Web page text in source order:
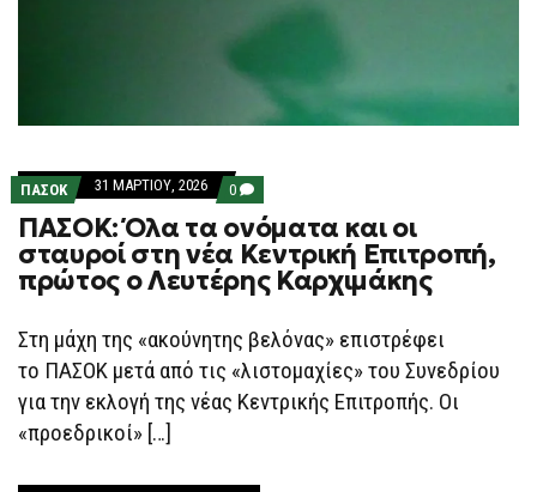
ΠΑΣΟΚ 31 ΜΑΡΤΊΟΥ, 2026 0 COMMENTS
ON
ΠΑΣΟΚ:
ΌΛΑ
ΤΑ
ΟΝΌΜΑΤΑ
ΚΑΙ
ΣΤΑΥΡΟΊ
ΣΤΗ
ΝΈΑ
ΚΕΝΤΡΙΚΉ
ΕΠΙΤΡΟΠΉ,
ΠΑΣΟΚ: Όλα τα ονόματα και οι
σταυροί στη νέα Κεντρική Επιτροπή,
πρώτος ο Λευτέρης Καρχιμάκης
Στη μάχη της «ακούνητης βελόνας» επιστρέφει
το ΠΑΣΟΚ μετά από τις «λιστομαχίες» του Συνεδρίου
για την εκλογή της νέας Κεντρικής Επιτροπής. Οι
«προεδρικοί» […]